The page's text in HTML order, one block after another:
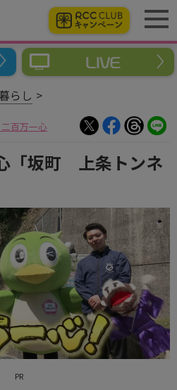
暮らし
百万一心
「坂町 上条トンネ
PR